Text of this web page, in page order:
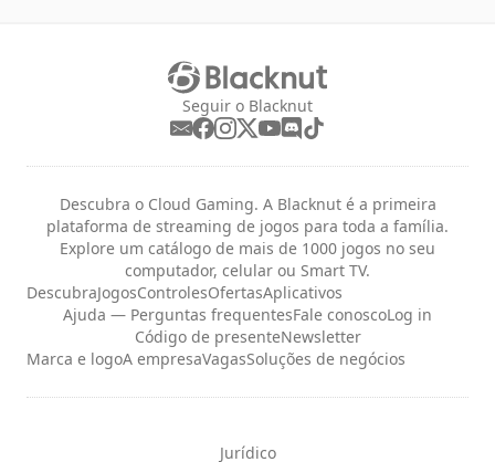
Seguir o Blacknut
Descubra o Cloud Gaming. A Blacknut é a primeira
plataforma de streaming de jogos para toda a família.
Explore um catálogo de mais de 1000 jogos no seu
computador, celular ou Smart TV.
DescubraJogosControlesOfertasAplicativos
Ajuda — Perguntas frequentesFale conoscoLog in
Código de presenteNewsletter
Marca e logoA empresaVagasSoluções de negócios
Jurídico